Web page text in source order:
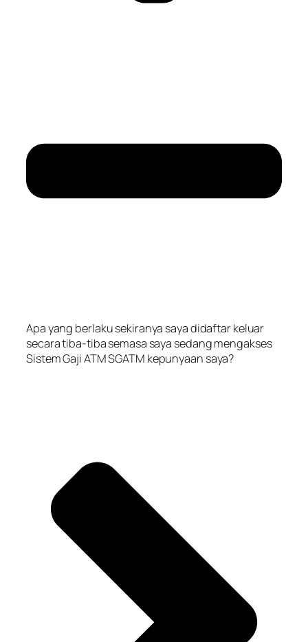
Apa yang berlaku sekiranya saya didaftar keluar
secara tiba-tiba semasa saya sedang mengakses
Sistem Gaji ATM SGATM kepunyaan saya?